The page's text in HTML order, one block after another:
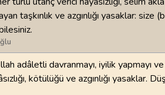
taşkınlık ve azgınlığı yasaklar:
adâletli davranmayı, iyilik yapmayı
kötülüğü ve azgınlığı yasaklar.